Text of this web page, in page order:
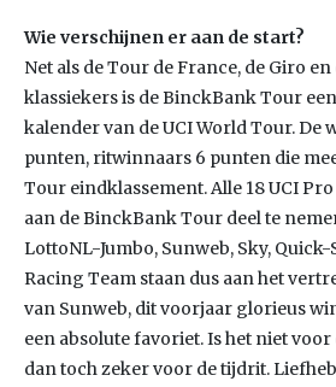
Wie verschijnen er aan de start?
Net als de Tour de France, de Giro
klassiekers is de BinckBank Tour
kalender van de UCI World Tour. De
punten, ritwinnaars 6 punten die
Tour eindklassement. Alle 18 UCI
aan de BinckBank Tour deel te
LottoNL-Jumbo, Sunweb, Sky,
Racing Team staan dus aan het
van Sunweb, dit voorjaar glorieus
een absolute favoriet. Is het niet
dan toch zeker voor de tijdrit.